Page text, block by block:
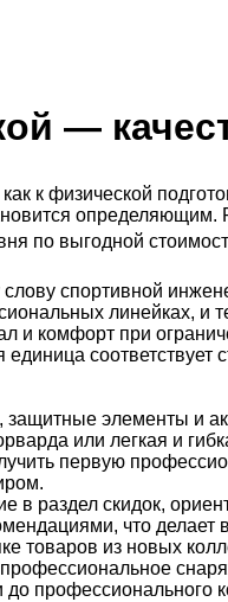
—
к физической
определяющим.
по выгодной
спортивной
линейках, и
и комфорт при
соответствует
элементы и
или легкая и
первую
раздел скидок,
что
товаров из новых
профессионального